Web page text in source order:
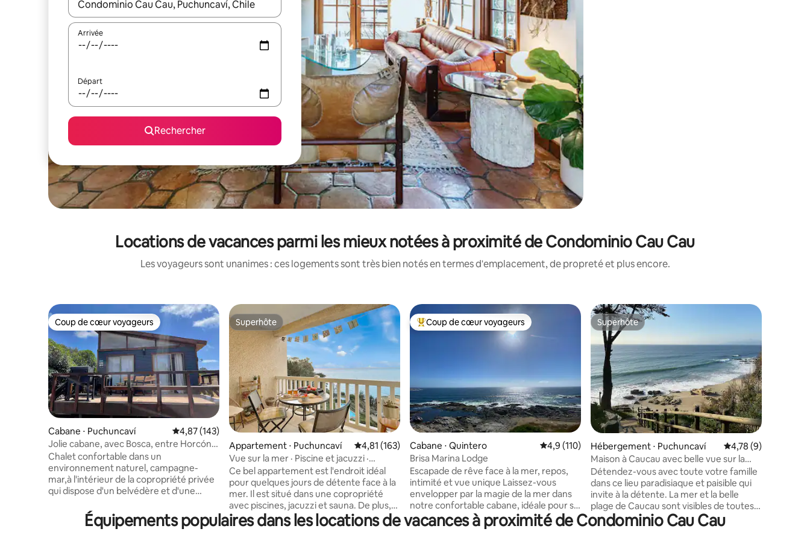
Lorsque les résultats s'affichent, utilisez les flèches vers le haut et vers le bas pour les parcourir ou en appuyant et en faisant glisser.
Arrivée
Départ
Rechercher
Locations de vacances parmi les mieux notées à proximité de Condominio Cau Cau
Les voyageurs sont unanimes : ces logements sont très bien notés en termes d'emplacement, de propreté et plus encore.
Coup de cœur voyageurs
Coup de cœur voyageurs
Cabane ⋅ Puchuncaví Évaluation moyenne sur la base de 143 commentaires : 4,87 sur 5
4,87 (143)
Jolie cabane, avec Bosca, entre Horcón
et Maitencillo.
Chalet confortable dans un
environnement naturel, campagne-
mar,à l'intérieur de la copropriété privée
qui dispose d'un belvédère et d'une
entre Horcón et Maitencillo. 2 Chambres
1 Salle de bains -Chambre 1 :lit double (lit
Superhôte
Superhôte
Appartement ⋅ Puchuncaví Évaluation moyenne sur la base de 163 commentaires : 4,81 sur 5
4,81 (163)
Vue sur la mer · Piscine et jacuzzi ·
Entièrement équipé
Ce bel appartement est l'endroit idéal
pour quelques jours de détente face à la
mer. Il est situé dans une copropriété
avec piscines, jacuzzi et sauna. De plus,
vous aurez tout ce dont vous avez
besoin pour un séjour parfait : 🌊 Balcon
Coups de cœur voyageurs les plus appréciés
Coup de cœur voyageurs
Cabane ⋅ Quintero Évaluation moyenne sur la base de 110 commentaires : 4,9 sur 5
4,9 (110)
Brisa Marina Lodge
Escapade de rêve face à la mer, repos,
intimité et vue unique Laissez-vous
envelopper par la magie de la mer dans
notre confortable cabane, idéale pour se
connecter avec la nature ou simplement
se reposer. Ici, la tranquillité est la
Superhôte
Superhôte
Hébergement ⋅ Puchuncaví Évaluation
4,78 (9)
Maison à Caucau avec belle vue sur la
mer
Détendez-vous avec toute votre famille
dans ce lieu paradisiaque et paisible qui
invite à la détente. La mer et la belle
plage de Caucau sont visibles de toutes
les fenêtres. Deux chambres avec lit
double, deux salles de bains, mezzanine
Équipements populaires dans les locations de vacances à proximité de Condominio Cau Cau